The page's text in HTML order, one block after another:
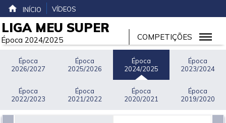
INÍCIO VÍDEOS
LIGA MEU SUPER
Época 2024/2025 COMPETIÇÕES
Época
2026/2027
Época
2025/2026
Época
2024/2025
Época
2023/2024
Época
2022/2023
Época
2021/2022
Época
2020/2021
Época
2019/2020